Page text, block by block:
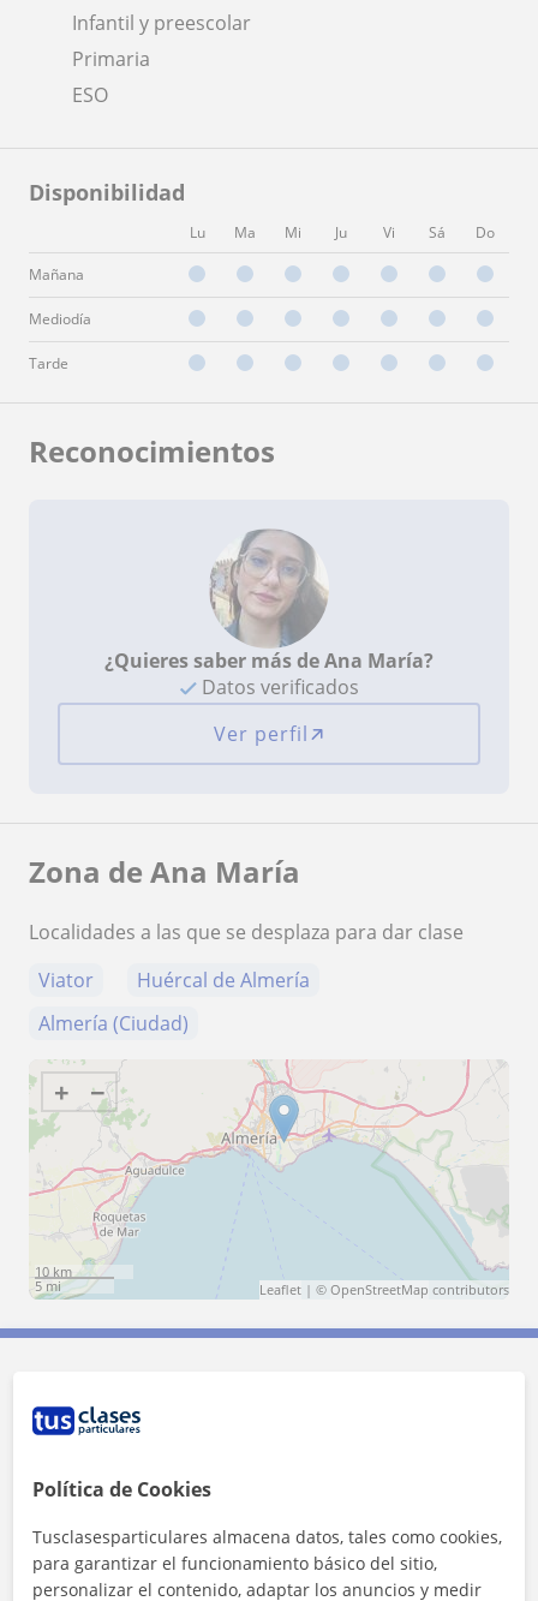
Infantil y preescolar
Primaria
ESO
Disponibilidad
Lu Ma Mi Ju Vi Sá Do
Mañana
Mediodía
Tarde
Reconocimientos
¿Quieres saber más de Ana María?
Datos verificados
Ver perfil
Zona de Ana María
Localidades a las que se desplaza para dar clase
Viator
Huércal de Almería
Almería (Ciudad)
+ −
10 km
5 mi
Leaflet | © OpenStreetMap contributors
Contacta con Ana María
1ª clase gratis
Política de Cookies
Tusclasesparticulares almacena datos, tales como cookies,
para garantizar el funcionamiento básico del sitio,
personalizar el contenido, adaptar los anuncios y medir